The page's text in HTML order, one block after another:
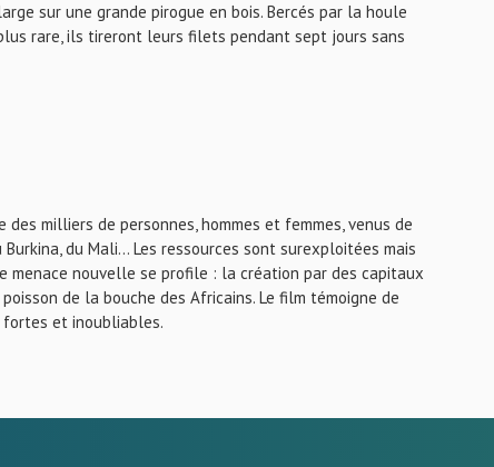
sur une grande pirogue en bois. Bercés par la houle
rare, ils tireront leurs filets pendant sept jours sans
milliers de personnes, hommes et femmes, venus de
du Mali… Les ressources sont surexploitées mais
menace nouvelle se profile : la création par des capitaux
de la bouche des Africains. Le film témoigne de
fortes et inoubliables.